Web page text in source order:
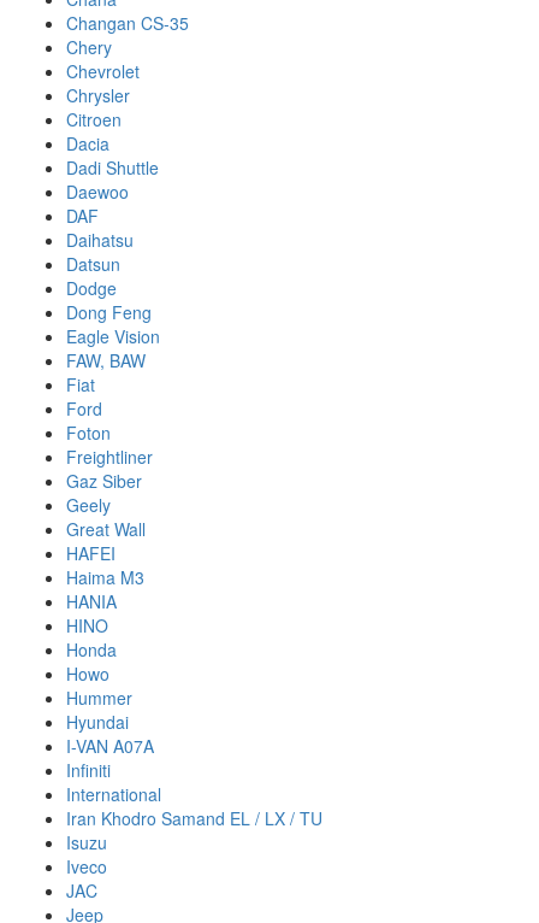
Changan CS-35
Chery
Chevrolet
Chrysler
Citroen
Dacia
Dadi Shuttle
Daewoo
DAF
Daihatsu
Datsun
Dodge
Dong Feng
Eagle Vision
FAW, BAW
Fiat
Ford
Foton
Freightliner
Gaz Siber
Geely
Great Wall
HAFEI
Haima M3
HANIA
HINO
Honda
Howo
Hummer
Hyundai
I-VAN A07A
Infiniti
International
Iran Khodro Samand EL / LX / TU
Isuzu
Iveco
JAC
Jeep